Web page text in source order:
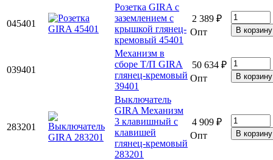
045401
Розетка GIRA с
заземлением с
крышкой глянец-
кремовый 45401
2 389 ₽
Опт
039401
Механизм в
сборе Т/П GIRA
глянец-кремовый
39401
50 634 ₽
Опт
283201
Выключатель
GIRA Механизм
3 клавишный с
клавишей
глянец-кремовый
283201
4 909 ₽
Опт